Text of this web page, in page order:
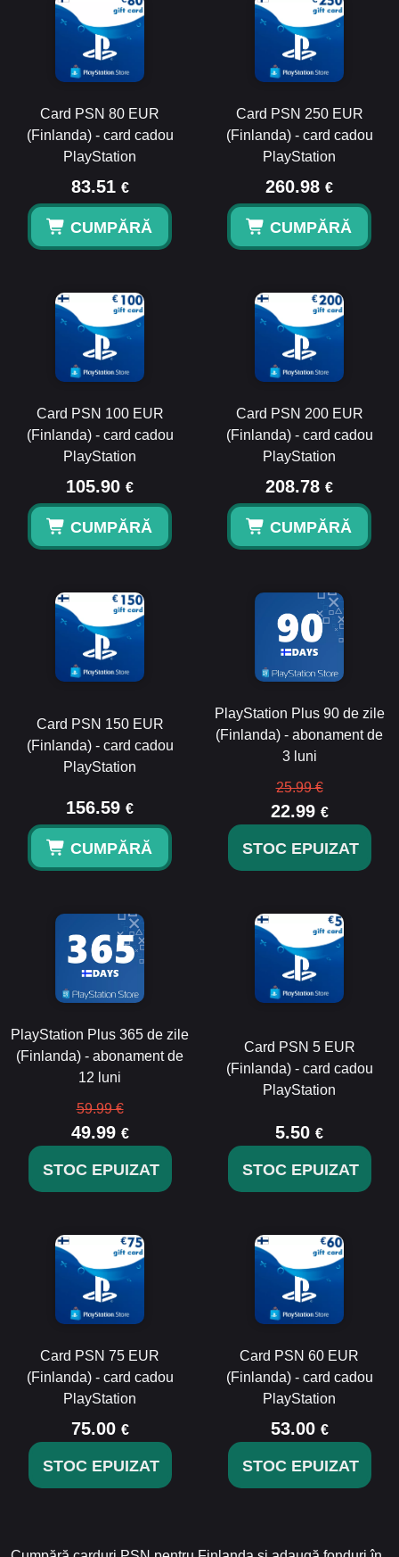
Card PSN 80 EUR
(Finlanda) - card cadou
PlayStation
83.51 €
CUMPĂRĂ
Card PSN 250 EUR
(Finlanda) - card cadou
PlayStation
260.98 €
CUMPĂRĂ
Card PSN 100 EUR
(Finlanda) - card cadou
PlayStation
105.90 €
CUMPĂRĂ
Card PSN 200 EUR
(Finlanda) - card cadou
PlayStation
208.78 €
CUMPĂRĂ
Card PSN 150 EUR
(Finlanda) - card cadou
PlayStation
156.59 €
CUMPĂRĂ
PlayStation Plus 90 de zile
(Finlanda) - abonament de
3 luni
25.99 €
22.99 €
STOC EPUIZAT
PlayStation Plus 365 de zile
(Finlanda) - abonament de
12 luni
59.99 €
49.99 €
STOC EPUIZAT
Card PSN 5 EUR
(Finlanda) - card cadou
PlayStation
5.50 €
STOC EPUIZAT
Card PSN 75 EUR
(Finlanda) - card cadou
PlayStation
75.00 €
STOC EPUIZAT
Card PSN 60 EUR
(Finlanda) - card cadou
PlayStation
53.00 €
STOC EPUIZAT